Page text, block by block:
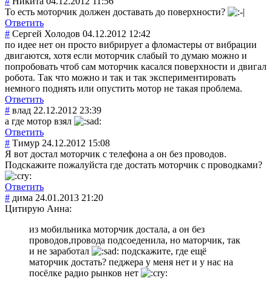
То есть моторчик должен доставать до поверхности?
Ответить
# Сергей Холодов 04.12.2012 12:42
по идее нет он просто вибрирует а фломастеры от вибрации
двигаются, хотя если моторчик слабый то думаю можно и
попробовать чтоб сам моторчик касался поверхности и двигал
робота. Так что можно и так и так экспериментировать
немного поднять или опустить мотор не такая проблема.
Ответить
# влад 22.12.2012 23:39
а где мотор взял
Ответить
# Тимур 24.12.2012 15:08
Я вот достал моторчик с телефона а он без проводов.
Подскажите пожалуйста где достать моторчик с проводками?
Ответить
# дима 24.01.2013 21:20
Цитирую Анна:
из мобильника моторчик достала, а он без
проводов,провода подсоеденила, но маторчик, так
и не заработал
подскажите, где ещё
маторчик достать? педжера у меня нет и у нас на
посёлке радио рынков нет